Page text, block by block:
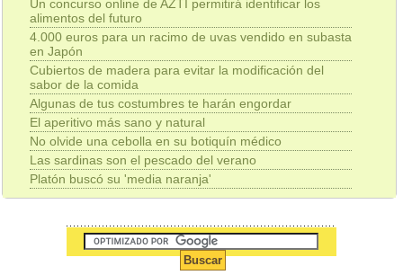
Un concurso online de AZTI permitirá identificar los
alimentos del futuro
4.000 euros para un racimo de uvas vendido en subasta
en Japón
Cubiertos de madera para evitar la modificación del
sabor de la comida
Algunas de tus costumbres te harán engordar
El aperitivo más sano y natural
No olvide una cebolla en su botiquín médico
Las sardinas son el pescado del verano
Platón buscó su 'media naranja'